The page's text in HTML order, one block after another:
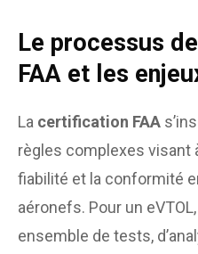
Le processus
FAA et les
La certification FAA
règles complexes visant
fiabilité et la conformité
aéronefs. Pour un
ensemble de tests,